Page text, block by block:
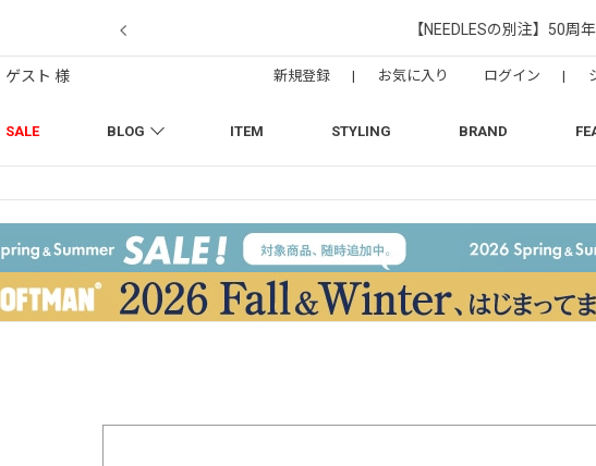
【NEEDLESの別注】50周年 H.D. Track Pant
SALE BLOG ITEM STYLING BRAND
ゲスト 様 新規登録 | お気に入り ログイン |